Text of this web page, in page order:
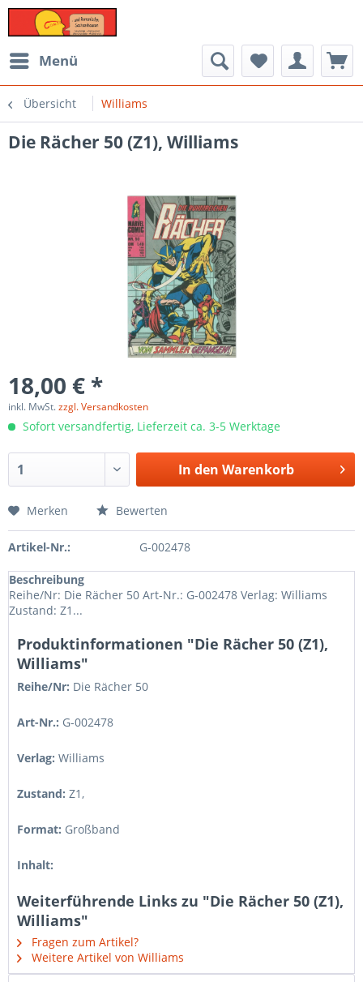
Menü
Übersicht Williams
Die Rächer 50 (Z1), Williams
18,00 € *
inkl. MwSt.zzgl. Versandkosten
Sofort versandfertig, Lieferzeit ca. 3-5 Werktage
In den Warenkorb
Merken Bewerten
Artikel-Nr.: G-002478
Beschreibung
Reihe/Nr: Die Rächer 50 Art-Nr.: G-002478 Verlag: Williams
Zustand: Z1...
Produktinformationen "Die Rächer 50 (Z1),
Williams"
Reihe/Nr: Die Rächer 50
Art-Nr.: G-002478
Verlag: Williams
Zustand: Z1,
Format: Großband
Inhalt:
Weiterführende Links zu "Die Rächer 50 (Z1),
Williams"
Fragen zum Artikel?
Weitere Artikel von Williams